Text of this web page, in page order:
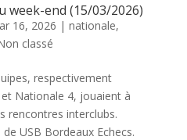
week-end (15/03/2026)
16, 2026 | nationale,
classé
respectivement
Nationale 4, jouaient à
rencontres interclubs.
USB Bordeaux Echecs.